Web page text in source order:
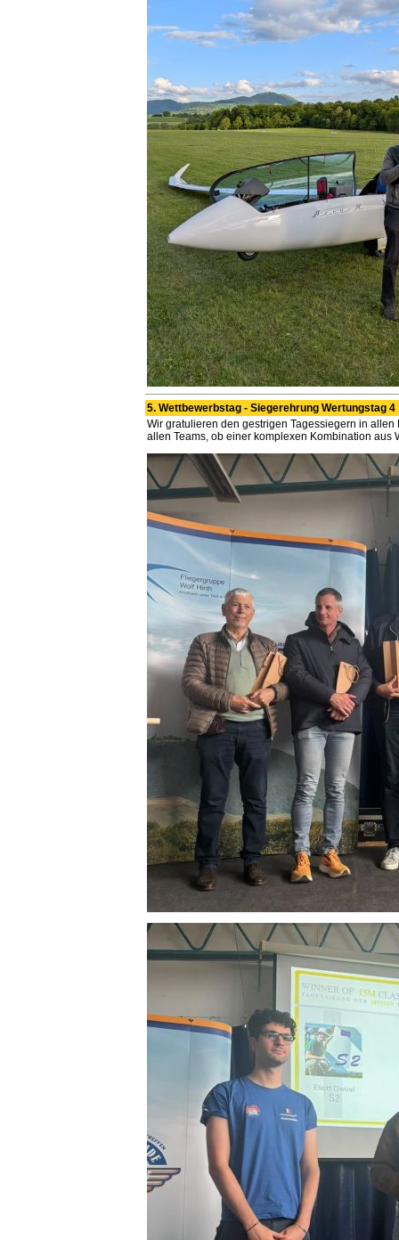
5. Wettbewerbstag - Siegerehrung Wertungstag 4
Wir gratulieren den gestrigen Tagessiegern in
allen Teams, ob einer komplexen Kombination aus